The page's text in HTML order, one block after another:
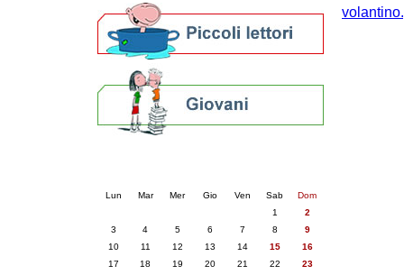
Lun Mar Mer Gio Ven Sab
Dom
1
2
3
4 5 6 7 8
9
10
11 12 13 14 15
16
17
18 19 20 21 22
23